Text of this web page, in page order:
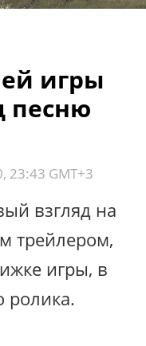
игры
песню
23:43 GMT+3
взгляд на
трейлером,
игры, в
ролика.